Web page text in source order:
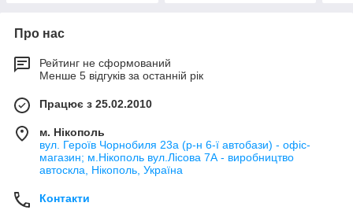
Про нас
Рейтинг не сформований
Менше 5 відгуків за останній рік
Працює з 25.02.2010
м. Нікополь
вул. Героїв Чорнобиля 23а (р-н 6-ї автобази) - офіс-
магазин; м.Нікополь вул.Лісова 7А - виробництво
автоскла, Нікополь, Україна
Контакти